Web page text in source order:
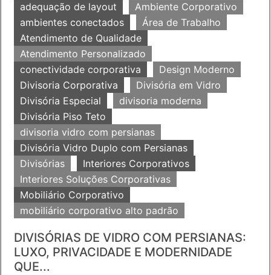
adequação de layout
Ambiente Corporativo
ambientes conectados
Área de Trabalho
Atendimento de Qualidade
Atendimento Personalizado
conectividade corporativa
Design Moderno
Divisoria Corporativa
Divisória em Vidro
Divisória Especial
divisoria moderna
Divisória Piso Teto
divisoria vidro com persianas
Divisória Vidro Duplo com Persianas
Divisórias
Interiores Corporativos
Interiores Soluções Corporativas
Mobiliário Corporativo
mobiliário corporativo alto padrão
DIVISÓRIAS DE VIDRO COM PERSIANAS:
LUXO, PRIVACIDADE E MODERNIDADE
QUE...